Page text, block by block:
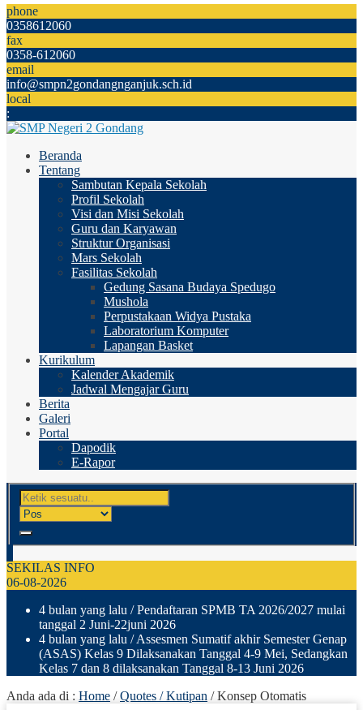
phone
0358612060
fax
0358-612060
email
info@smpn2gondangnganjuk.sch.id
local
:
Beranda
Tentang
Sambutan Kepala Sekolah
Profil Sekolah
Visi dan Misi Sekolah
Guru dan Karyawan
Struktur Organisasi
Mars Sekolah
Fasilitas Sekolah
Gedung Sasana Budaya Spedugo
Mushola
Perpustakaan Widya Pustaka
Laboratorium Komputer
Lapangan Basket
Kurikulum
Kalender Akademik
Jadwal Mengajar Guru
Berita
Galeri
Portal
Dapodik
E-Rapor
SEKILAS INFO
06-08-2026
4 bulan yang lalu / Pendaftaran SPMB TA 2026/2027 mulai
tanggal 2 Juni-22juni 2026
4 bulan yang lalu / Assesmen Sumatif akhir Semester Genap
(ASAS) Kelas 9 Dilaksanakan Tanggal 4-9 Mei, Sedangkan
Kelas 7 dan 8 dilaksanakan Tanggal 8-13 Juni 2026
Anda ada di : Home /Quotes / Kutipan /Konsep Otomatis